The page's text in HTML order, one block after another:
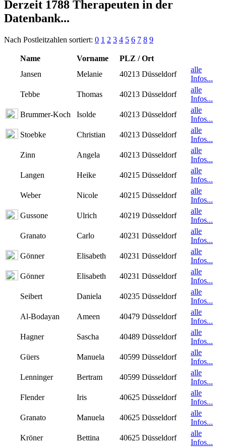
Derzeit 1788 Therapeuten in der
Datenbank...
Nach Postleitzahlen sortiert: 0 1 2 3 4 5 6 7 8 9
Name Vorname
PLZ / Ort
Jansen
Melanie 40213 Düsseldorf
alle
Infos...
Tebbe
Thomas 40213 Düsseldorf
alle
Infos...
Brummer-Koch
Isolde 40213 Düsseldorf
alle
Infos...
Stoebke
Christian 40213 Düsseldorf
alle
Infos...
Zinn
Angela 40213 Düsseldorf
alle
Infos...
Langen
Heike 40215 Düsseldorf
alle
Infos...
Weber
Nicole 40215 Düsseldorf
alle
Infos...
Gussone
Ulrich 40219 Düsseldorf
alle
Infos...
Granato
Carlo 40231 Düsseldorf
alle
Infos...
Gönner
Elisabeth 40231 Düsseldorf
alle
Infos...
Gönner
Elisabeth 40231 Düsseldorf
alle
Infos...
Seibert
Daniela 40235 Düsseldorf
alle
Infos...
Al-Bodayan
Ameen 40479 Düsseldorf
alle
Infos...
Hagner
Sascha 40489 Düsseldorf
alle
Infos...
Güers
Manuela 40599 Düsseldorf
alle
Infos...
Lenninger
Bertram 40599 Düsseldorf
alle
Infos...
Flender
Iris 40625 Düsseldorf
alle
Infos...
Granato
Manuela 40625 Düsseldorf
alle
Infos...
Kröner
Bettina 40625 Düsseldorf
alle
Infos...